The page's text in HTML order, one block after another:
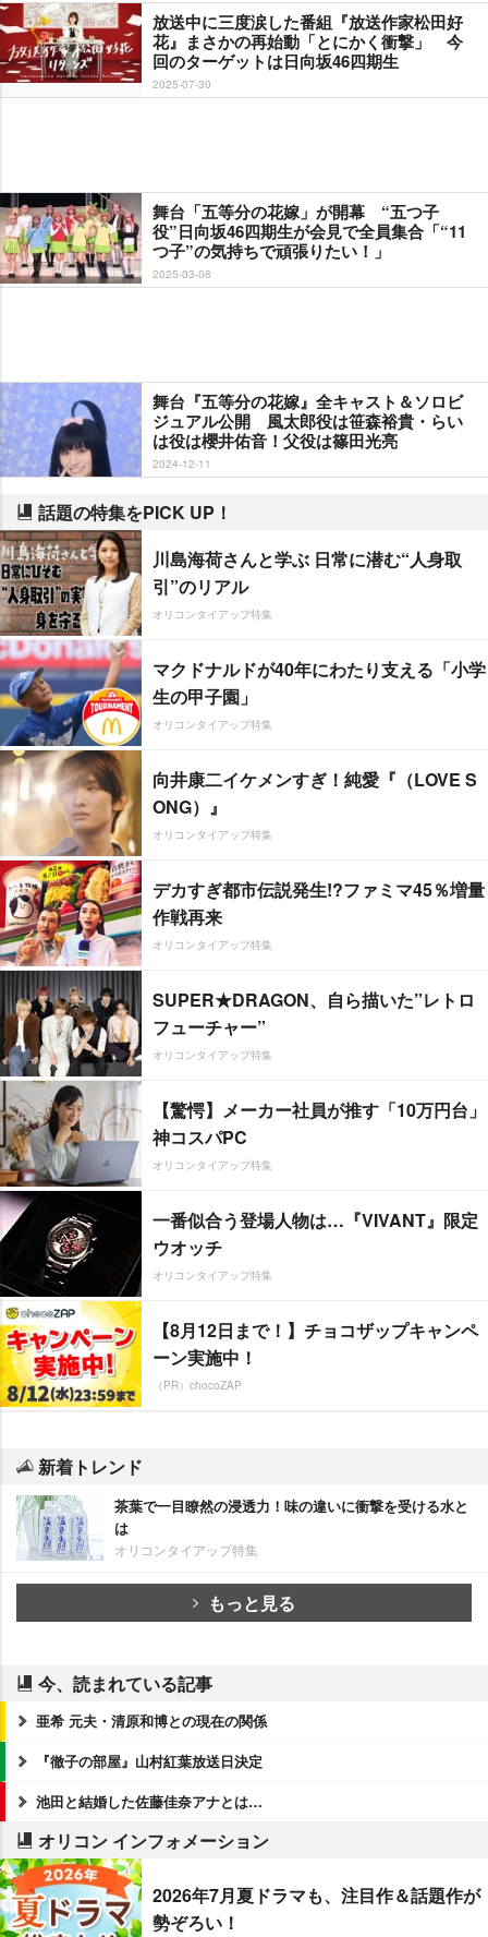
放送中に三度涙した番組『放送作家松田好
花』まさかの再始動「とにかく衝撃」 今
回のターゲットは日向坂46四期生
2025-07-30
舞台「五等分の花嫁」が開幕 “五つ子
役”日向坂46四期生が会見で全員集合「“11
つ子”の気持ちで頑張りたい！」
2025-03-08
舞台『五等分の花嫁』全キャスト＆ソロビ
ジュアル公開 風太郎役は笹森裕貴・らい
は役は櫻井佑音！父役は篠田光亮
2024-12-11
話題の特集をPICK UP！
川島海荷さんと学ぶ 日常に潜む“人身取
引”のリアル
オリコンタイアップ特集
マクドナルドが40年にわたり支える「小学
生の甲子園」
オリコンタイアップ特集
向井康二イケメンすぎ！純愛『（LOVE S
ONG）』
オリコンタイアップ特集
デカすぎ都市伝説発生!?ファミマ45％増量
作戦再来
オリコンタイアップ特集
SUPER★DRAGON、自ら描いた”レトロ
フューチャー”
オリコンタイアップ特集
【驚愕】メーカー社員が推す「10万円台」
神コスパPC
オリコンタイアップ特集
一番似合う登場人物は…『VIVANT』限定
ウオッチ
オリコンタイアップ特集
【8月12日まで！】チョコザップキャンペ
ーン実施中！
（PR）chocoZAP
新着トレンド
茶葉で一目瞭然の浸透力！味の違いに衝撃を受ける水と
は
オリコンタイアップ特集
もっと見る
今、読まれている記事
亜希 元夫・清原和博との現在の関係
『徹子の部屋』山村紅葉放送日決定
池田と結婚した佐藤佳奈アナとは…
オリコン インフォメーション
2026年7月夏ドラマも、注目作＆話題作が
勢ぞろい！